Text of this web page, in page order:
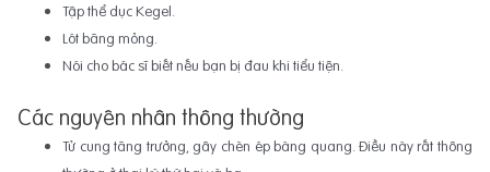
Tập thể dục Kegel.
Lót băng mỏng.
Nói cho bác sĩ biết nếu bạn bị đau khi tiểu tiện.
Các nguyên nhân thông thường
Tử cung tăng trưởng, gây chèn ép bàng quang. Điều này rất thông